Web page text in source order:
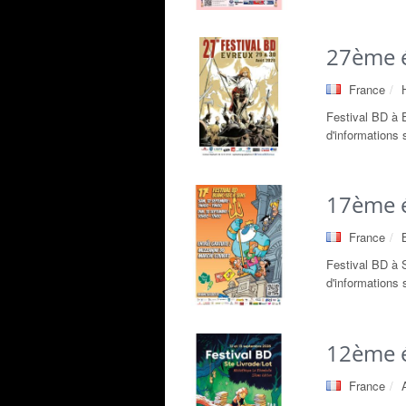
27ème
France
Festival BD à
17ème
France
Festival BD à
12ème
France